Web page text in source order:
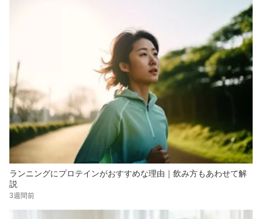
ランニングにプロテインがおすすめな理由｜飲み方もあわせて解
説
3週間前